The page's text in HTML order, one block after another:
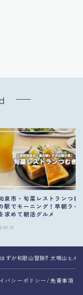
和泉市・旬菜レストランつむ
駅でモーニング！早朝ライ
求めて朝活グルメ
ずが和歌山冒険⁉ 犬鳴山ヒル
バシーポリシー/免責事項